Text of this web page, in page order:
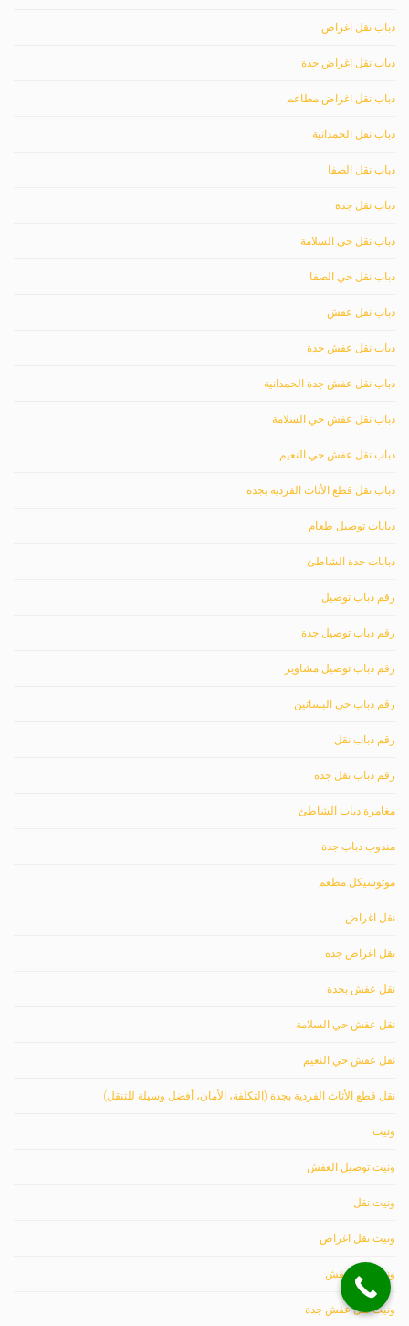
دباب نقل اغراض
دباب نقل اغراض جدة
دباب نقل اغراض مطاعم
دباب نقل الحمدانية
دباب نقل الصفا
دباب نقل جدة
دباب نقل حي السلامة
دباب نقل حي الصفا
دباب نقل عفش
دباب نقل عفش جدة
دباب نقل عفش جدة الحمدانية
دباب نقل عفش حي السلامة
دباب نقل عفش حي النعيم
دباب نقل قطع الأثاث الفردية بجدة
دبابات توصيل طعام
دبابات جدة الشاطئ
رقم دباب توصيل
رقم دباب توصيل جدة
رقم دباب توصيل مشاوير
رقم دباب حي البساتين
رقم دباب نقل
رقم دباب نقل جدة
مغامرة دباب الشاطئ
مندوب دباب جدة
موتوسيكل مطعم
نقل اغراض
نقل اغراض جدة
نقل عفش بجدة
نقل عفش حي السلامة
نقل عفش حي النعيم
نقل قطع الأثاث الفردية بجدة (التكلفة، الأمان، أفضل وسيلة للتنقل)
ونيت
ونيت توصيل العفش
ونيت نقل
ونيت نقل اغراض
ونيت نقل عفش
ونيت نقل عفش جدة